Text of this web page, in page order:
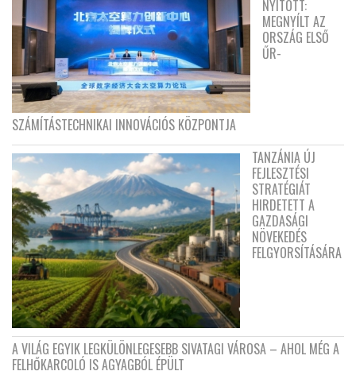
NYITOTT:
MEGNYÍLT AZ
ORSZÁG ELSŐ
ŰR-
SZÁMÍTÁSTECHNIKAI INNOVÁCIÓS KÖZPONTJA
TANZÁNIA ÚJ
FEJLESZTÉSI
STRATÉGIÁT
HIRDETETT A
GAZDASÁGI
NÖVEKEDÉS
FELGYORSÍTÁSÁRA
A VILÁG EGYIK LEGKÜLÖNLEGESEBB SIVATAGI VÁROSA – AHOL MÉG A
FELHŐKARCOLÓ IS AGYAGBÓL ÉPÜLT